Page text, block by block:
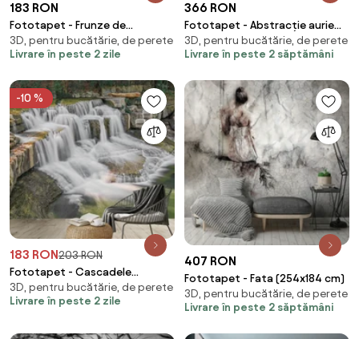
183 RON
Fototapet - Frunze de
monstera (147x102 cm)
3D, pentru bucătărie, de perete
Livrare în peste 2 zile
366 RON
Fototapet - Abstracție aurie
albă (254x184 cm)
3D, pentru bucătărie, de perete
Livrare în peste 2 săptămâni
-10 %
183 RON203 RON
Fototapet - Cascadele
(147x102 cm)
3D, pentru bucătărie, de perete
Livrare în peste 2 zile
407 RON
Fototapet - Fata (254x184 cm)
3D, pentru bucătărie, de perete
Livrare în peste 2 săptămâni